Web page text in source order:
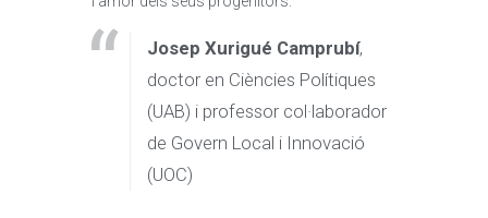
Josep Xurigué Camprubí,
doctor en Ciències Polítiques
(UAB) i professor col·laborador
de Govern Local i Innovació
(UOC)